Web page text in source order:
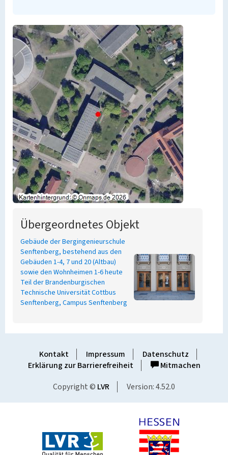
Übergeordnetes Objekt
Gebäude der Bergingenieurschule
Senftenberg, bestehend aus den
Gebäuden 1-4, 7 und 20 (Altbau)
sowie den Wohnheimen 1-6 heute
Teil der Brandenburgischen
Technische Universität Cottbus
Senftenberg, Campus Senftenberg
Kontakt Impressum
Datenschutz
Erklärung zur Barrierefreiheit
Mitmachen
Copyright © LVR Version: 4.52.0